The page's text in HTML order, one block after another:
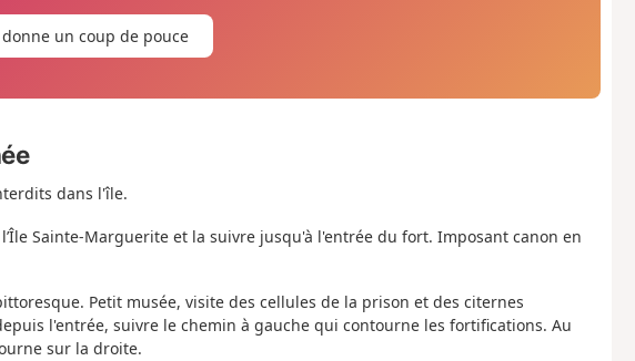
donne un coup de pouce
dans l'île.
Sainte-Marguerite et la suivre jusqu'à l'entrée du fort. Imposant canon en
Petit musée, visite des cellules de la prison et des citernes
l'entrée, suivre le chemin à gauche qui contourne les fortifications. Au
sur la droite.